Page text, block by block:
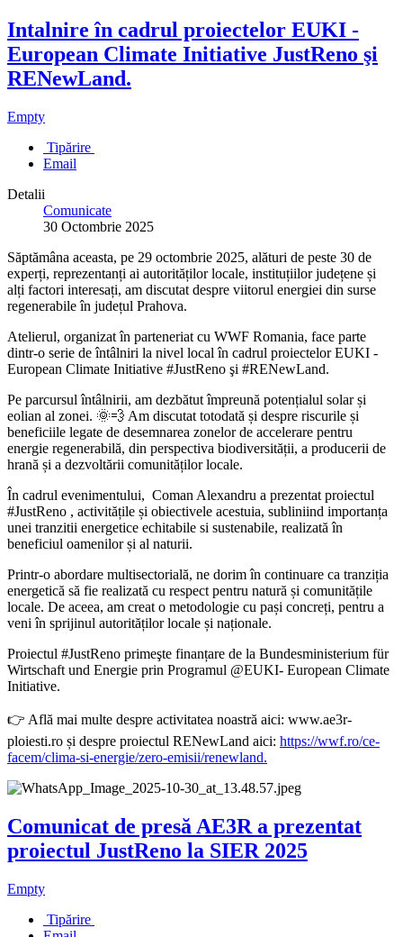
Intalnire în cadrul proiectelor EUKI -
European Climate Initiative JustReno şi
RENewLand.
Empty
Tipărire
Email
Detalii
Comunicate
30 Octombrie 2025
Săptămâna aceasta, pe 29 octombrie 2025, alături de peste 30 de
experți, reprezentanți ai autorităților locale, instituțiilor județene și
alți factori interesați, am discutat despre viitorul energiei din surse
regenerabile în județul Prahova.
Atelierul, organizat în parteneriat cu WWF Romania, face parte
dintr-o serie de întâlniri la nivel local în cadrul proiectelor EUKI -
European Climate Initiative #JustReno şi #RENewLand.
Pe parcursul întâlnirii, am dezbătut împreună potențialul solar și
eolian al zonei. 🌞💨 Am discutat totodată și despre riscurile și
beneficiile legate de desemnarea zonelor de accelerare pentru
energie regenerabilă, din perspectiva biodiversității, a producerii de
hrană și a dezvoltării comunităților locale.
În cadrul evenimentului, Coman Alexandru a prezentat proiectul
#JustReno , activitățile și obiectivele acestuia, subliniind importanța
unei tranzitii energetice echitabile si sustenabile, realizată în
beneficiul oamenilor și al naturii.
Printr-o abordare multisectorială, ne dorim în continuare ca tranziția
energetică să fie realizată cu respect pentru natură și comunitățile
locale. De aceea, am creat o metodologie cu pași concreți, pentru a
veni în sprijinul autorităților locale și naționale.
Proiectul #JustReno primeşte finanțare de la Bundesministerium für
Wirtschaft und Energie prin Programul @EUKI- European Climate
Initiative.
👉 Află mai multe despre activitatea noastră aici: www.ae3r-
ploiesti.ro și despre proiectul RENewLand aici: https://wwf.ro/ce-
facem/clima-si-energie/zero-emisii/renewland.
Comunicat de presă AE3R a prezentat
proiectul JustReno la SIER 2025
Empty
Tipărire